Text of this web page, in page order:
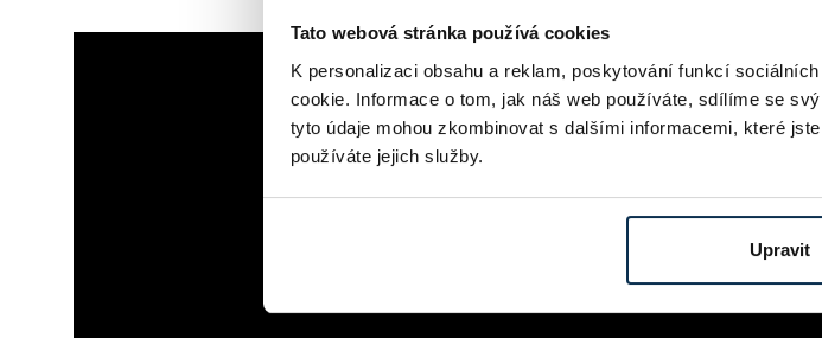
Tato webová stránka používá cookies
K personalizaci obsahu a reklam, poskytování funkcí
cookie. Informace o tom, jak náš web používáte, sdílíme se
tyto údaje mohou zkombinovat s dalšími informacemi, které
používáte jejich služby.
Upravit